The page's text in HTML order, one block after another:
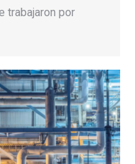
trabajaron por